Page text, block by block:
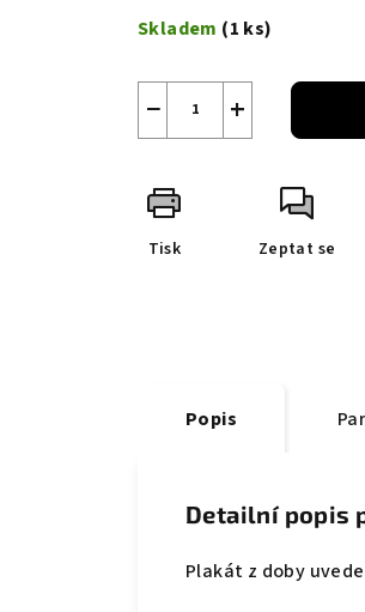
cena:
Skladem (1 ks)
+
−
Tisk Zeptat se
Popis
Detailní popis
Plakát z doby